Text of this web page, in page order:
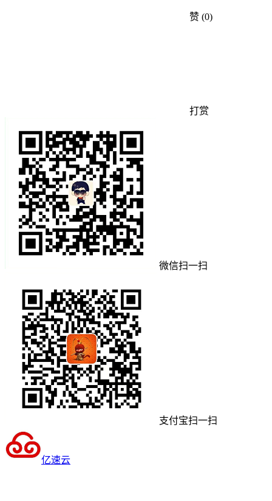
赞 (0)
打赏
微信扫一扫
支付宝扫一扫
亿速云